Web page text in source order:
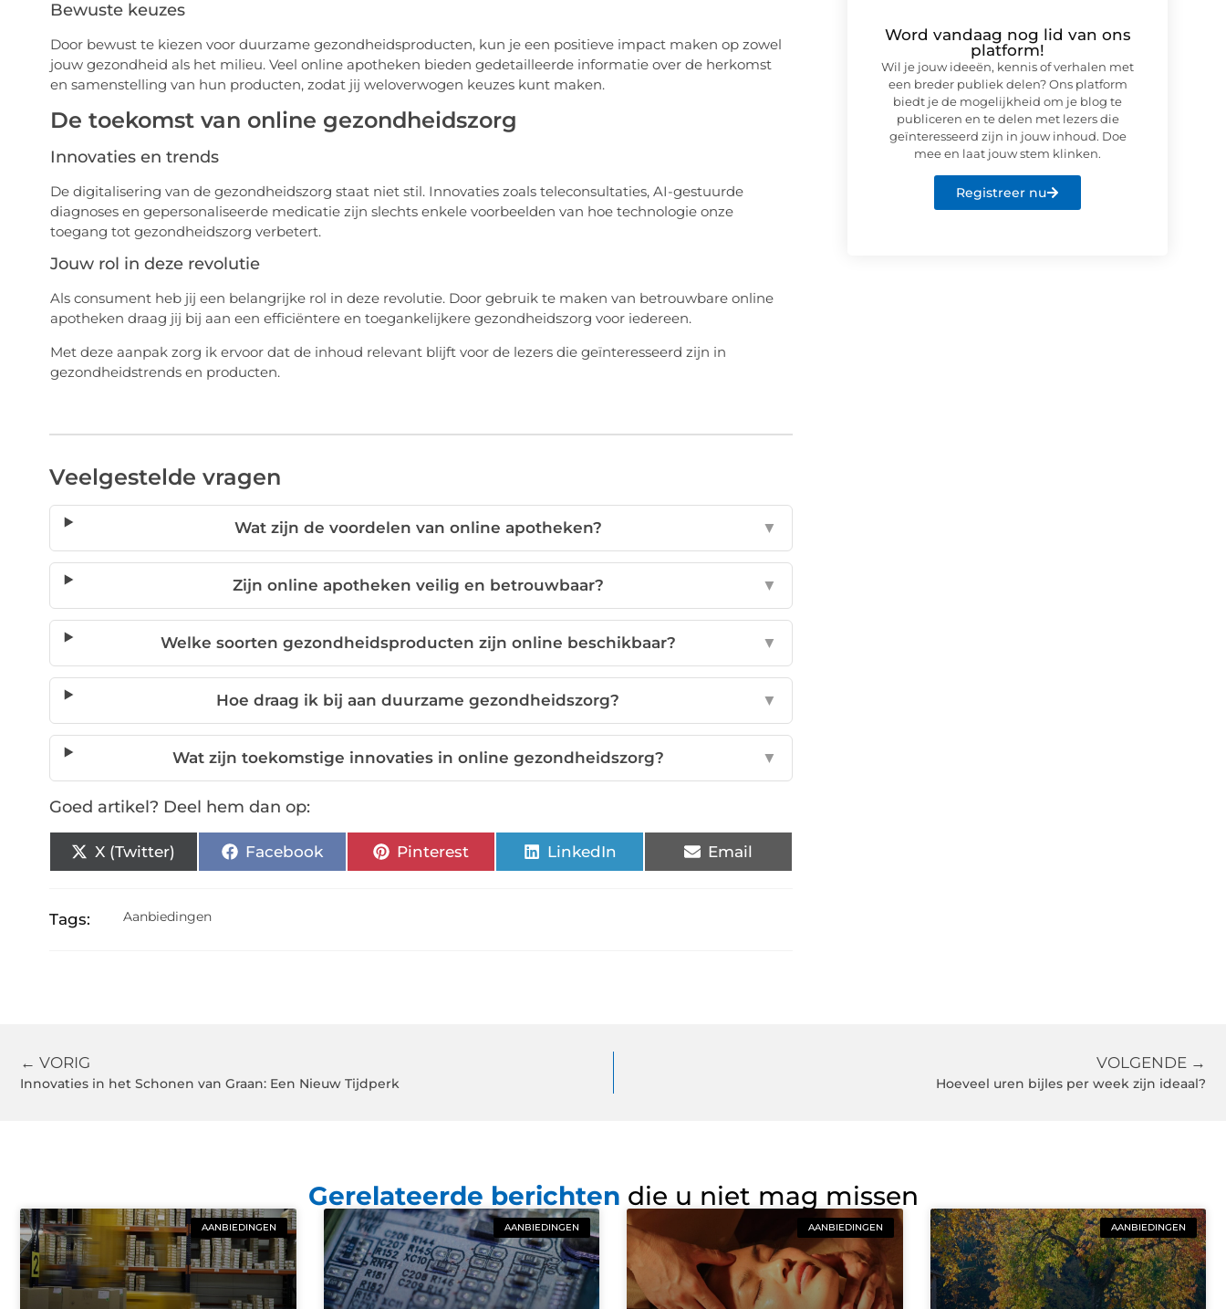
Bewuste keuzes
Door bewust te kiezen voor duurzame gezondheidsproducten, kun je een positieve impact maken op zowel
jouw gezondheid als het milieu. Veel online apotheken bieden gedetailleerde informatie over de herkomst
en samenstelling van hun producten, zodat jij weloverwogen keuzes kunt maken.
De toekomst van online gezondheidszorg
Innovaties en trends
De digitalisering van de gezondheidszorg staat niet stil. Innovaties zoals teleconsultaties, AI-gestuurde
diagnoses en gepersonaliseerde medicatie zijn slechts enkele voorbeelden van hoe technologie onze
toegang tot gezondheidszorg verbetert.
Jouw rol in deze revolutie
Als consument heb jij een belangrijke rol in deze revolutie. Door gebruik te maken van betrouwbare online
apotheken draag jij bij aan een efficiëntere en toegankelijkere gezondheidszorg voor iedereen.
Met deze aanpak zorg ik ervoor dat de inhoud relevant blijft voor de lezers die geïnteresseerd zijn in
gezondheidstrends en producten.
Veelgestelde vragen
Wat zijn de voordelen van online apotheken? ▼
Zijn online apotheken veilig en betrouwbaar? ▼
Welke soorten gezondheidsproducten zijn online beschikbaar? ▼
Hoe draag ik bij aan duurzame gezondheidszorg? ▼
Wat zijn toekomstige innovaties in online gezondheidszorg? ▼
Goed artikel? Deel hem dan op:
X (Twitter) Facebook Pinterest LinkedIn Email
Tags: Aanbiedingen
Word vandaag nog lid van ons
platform!
Wil je jouw ideeën, kennis of verhalen met
een breder publiek delen? Ons platform
biedt je de mogelijkheid om je blog te
publiceren en te delen met lezers die
geïnteresseerd zijn in jouw inhoud. Doe
mee en laat jouw stem klinken.
Registreer nu
← VORIG
Innovaties in het Schonen van Graan: Een Nieuw Tijdperk
VOLGENDE →
Hoeveel uren bijles per week zijn ideaal?
Gerelateerde berichten die u niet mag missen
AANBIEDINGEN AANBIEDINGEN AANBIEDINGEN AANBIEDINGEN